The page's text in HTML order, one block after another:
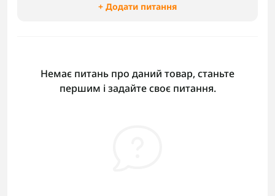
+ Додати питання
Немає питань про даний товар, станьте
першим і задайте своє питання.